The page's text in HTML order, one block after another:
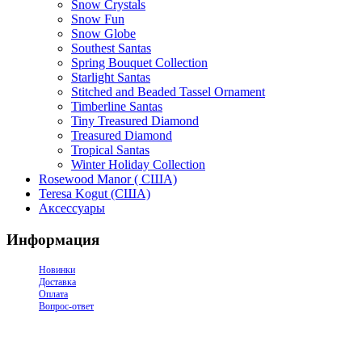
Snow Crystals
Snow Fun
Snow Globe
Southest Santas
Spring Bouquet Collection
Starlight Santas
Stitched and Beaded Tassel Ornament
Timberline Santas
Tiny Treasured Diamond
Treasured Diamond
Tropical Santas
Winter Holiday Collection
Rosewood Manor ( США)
Teresa Kogut (США)
Аксессуары
Информация
Новинки
Доставка
Оплата
Вопрос-ответ